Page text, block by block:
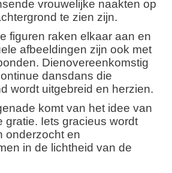
vrouwelijke naakten op
te zien zijn.
figuren raken elkaar aan en
afbeeldingen zijn ook met
Dienovereenkomstig
dansdans die
wordt uitgebreid en herzien.
komt van het idee van
gratie. Iets gracieus wordt
onderzocht en
in de lichtheid van de